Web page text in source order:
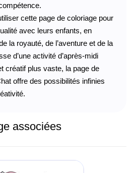
cette page de coloriage pour
avec leurs enfants, en
la royauté, de l’aventure et de la
d’une activité d’après-midi
créatif plus vaste, la page de
offre des possibilités infinies
associées